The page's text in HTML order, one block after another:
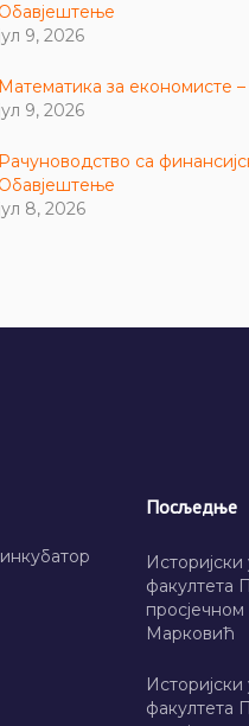
Обавјештење
јул 9, 2026
Математика за економисте
јул 9, 2026
Рачуноводство са
Обавјештење
јул 8, 2026
Посљедње
Историјски
факултета
Марковић
Историјски
факултета